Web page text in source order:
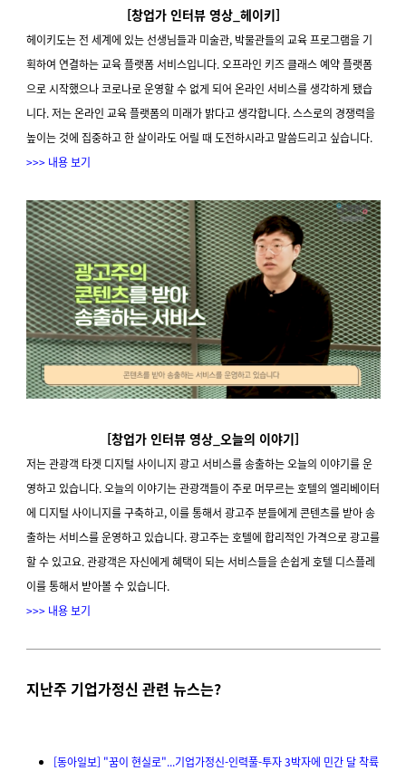
[창업가 인터뷰 영상_헤이키]
헤이키도는 전 세계에 있는 선생님들과 미술관, 박물관들의 교육 프로그램을 기
획하여 연결하는 교육 플랫폼 서비스입니다. 오프라인 키즈 클래스 예약 플랫폼
으로 시작했으나 코로나로 운영할 수 없게 되어 온라인 서비스를 생각하게 됐습
니다. 저는 온라인 교육 플랫폼의 미래가 밝다고 생각합니다. 스스로의 경쟁력을
높이는 것에 집중하고 한 살이라도 어릴 때 도전하시라고 말씀드리고 싶습니다.
>>> 내용 보기
[창업가 인터뷰 영상_오늘의 이야기]
저는 관광객 타겟 디지털 사이니지 광고 서비스를 송출하는 오늘의 이야기를 운
영하고 있습니다. 오늘의 이야기는 관광객들이 주로 머무르는 호텔의 엘리베이터
에 디지털 사이니지를 구축하고, 이를 통해서 광고주 분들에게 콘텐츠를 받아 송
출하는 서비스를 운영하고 있습니다. 광고주는 호텔에 합리적인 가격으로 광고를
할 수 있고요. 관광객은 자신에게 혜택이 되는 서비스들을 손쉽게 호텔 디스플레
이를 통해서 받아볼 수 있습니다.
>>> 내용 보기
지난주 기업가정신 관련 뉴스는?
[동아일보] "꿈이 현실로"...기업가정신-인력풀-투자 3박자에 민간 달 착륙